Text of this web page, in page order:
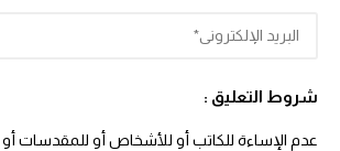
شروط التعليق :
عدم الإساءة للكاتب أو للأشخاص أو للمقدسات أو